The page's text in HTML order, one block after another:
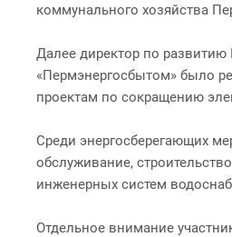
коммунального хозяйства
Далее директор по
«Пермэнергосбытом» было
проектам по сокращению
Среди энергосберегающих
обслуживание,
инженерных систем
Отдельное внимание